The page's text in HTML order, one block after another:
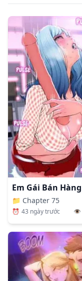
📁 Chapter 75
⏰ 43 ngày trước 👁️